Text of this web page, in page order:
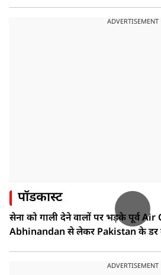
ADVERTISEMENT
पॉडकास्ट
सेना को गाली देने वालों पर भड़के पूर्व
Abhinandan से लेकर Pakistan के डर
ADVERTISEMENT